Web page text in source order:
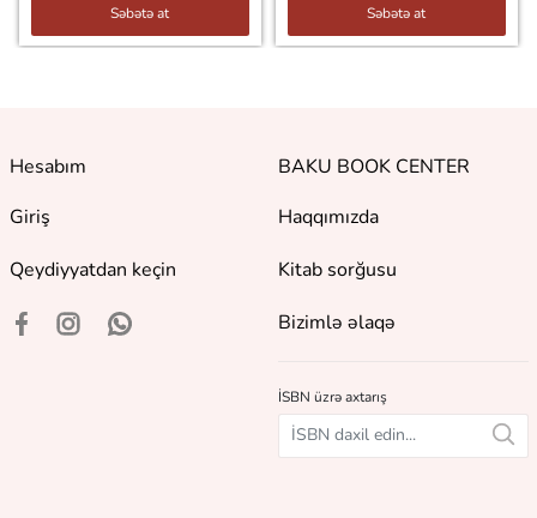
Səbətə at Səbətə at
Hesabım
Giriş
Qeydiyyatdan keçin
BAKU BOOK CENTER
Haqqımızda
Kitab sorğusu
Bizimlə əlaqə
İSBN üzrə axtarış